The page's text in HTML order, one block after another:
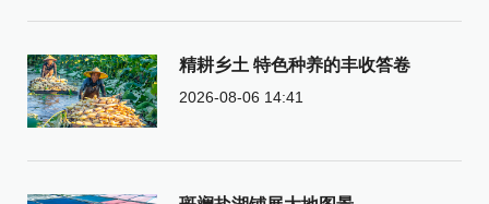
精耕乡土 特色种养的丰收答卷
2026-08-06 14:41